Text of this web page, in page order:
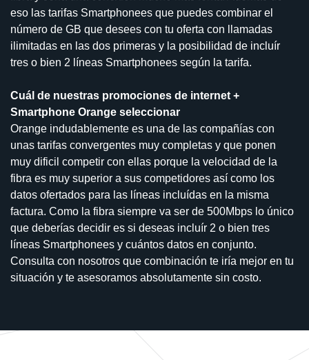
eso las tarifas Smartphonees que puedes combinar el
número de GB que desees con tu oferta con llamadas
ilimitadas en las dos primeras y la posibilidad de incluír
tres o bien 2 líneas Smartphonees según la tarifa.
Cuál de nuestras promociones de internet +
Smartphone Orange seleccionar
Orange indudablemente es una de las compañías con
unas tarifas convergentes muy completas y que ponen
muy dificil competir con ellas porque la velocidad de la
fibra es muy superior a sus competidores así como los
datos ofertados para las líneas incluídas en la misma
factura. Como la fibra siempre va ser de 500Mbps lo único
que deberías decidir es si deseas incluír 2 o bien tres
líneas Smartphonees y cuántos datos en conjunto.
Consulta con nosotros que combinación te iría mejor en tu
situación y te asesoramos absolutamente sin costo.